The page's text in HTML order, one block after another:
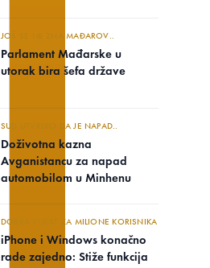
JOŠ SE NE ZNA MAĐAROV..
Parlament Mađarske u
utorak bira šefa države
SUD UTVRDIO DA JE NAPAD..
Doživotna kazna
Avganistancu za napad
automobilom u Minhenu
DOBRA VIJEST ZA MILIONE KORISNIKA
iPhone i Windows konačno
rade zajedno: Stiže funkcija